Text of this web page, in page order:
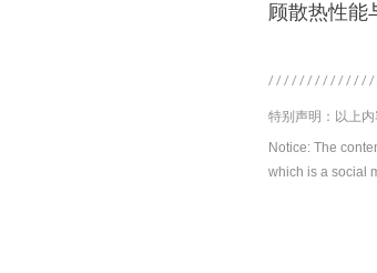
顾散热性能
特别声明：以上
Notice: The
which is a social